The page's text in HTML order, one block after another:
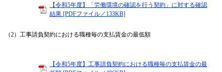
【令和5年度】「労働環境の確認を行う契約」に対する確認
結果 [PDFファイル／133KB]
（2）工事請負契約における職種毎の支払賃金の最低額
【令和5年度】工事請負契約における職種毎の支払賃金の最